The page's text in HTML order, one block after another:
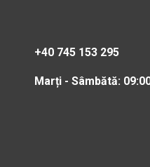
+40 745 153 295
Marți - Sâmbătă: